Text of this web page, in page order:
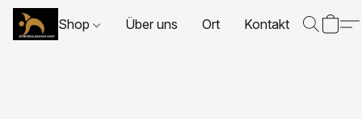
Shop Über uns Ort Kontakt